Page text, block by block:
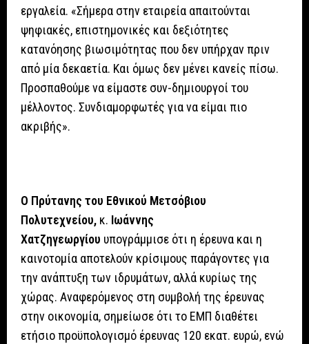
εργαλεία. «Σήμερα στην εταιρεία απαιτούνται
ψηφιακές, επιστημονικές και δεξιότητες
κατανόησης βιωσιμότητας που δεν υπήρχαν πριν
από μία δεκαετία. Και όμως δεν μένει κανείς πίσω.
Προσπαθούμε να είμαστε συν-δημιουργοί του
μέλλοντος. Συνδιαμορφωτές για να είμαι πιο
ακριβής».
Ο Πρύτανης του Εθνικού Μετσόβιου
Πολυτεχνείου, κ. Ιωάννης
Χατζηγεωργίου υπογράμμισε ότι η έρευνα και η
καινοτομία αποτελούν κρίσιμους παράγοντες για
την ανάπτυξη των ιδρυμάτων, αλλά κυρίως της
χώρας. Αναφερόμενος στη συμβολή της έρευνας
στην οικονομία, σημείωσε ότι το ΕΜΠ διαθέτει
ετήσιο προϋπολογισμό έρευνας 120 εκατ. ευρώ, ενώ